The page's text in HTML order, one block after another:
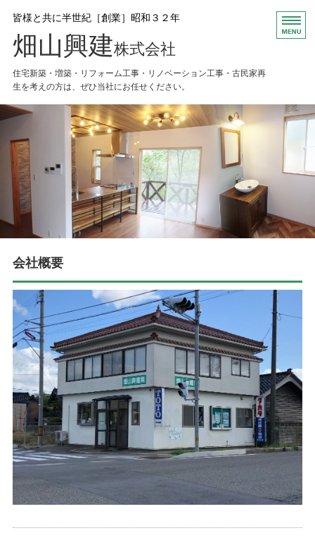
皆様と共に半世紀［創業］昭和３２年
畑山興建株式会社
住宅新築・増築・リフォーム工事・リノベーション工事・古民家再
生を考えの方は、ぜひ当社にお任せください。
HOME
お知らせ
会社概要
Ｑ＆Ａ
お問い合わせ
会社概要